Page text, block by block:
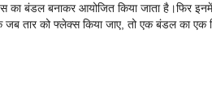
बंडल बनाकर आयोजित किया जाता है।फिर
तार को फ्लेक्स किया जाए, तो एक बंडल का